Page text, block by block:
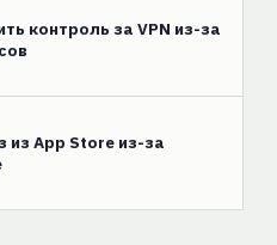
контроль за VPN из-за
из App Store из-за